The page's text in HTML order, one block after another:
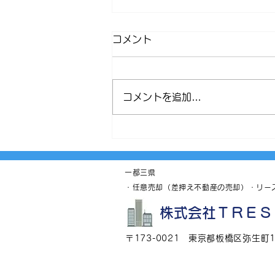
令和７年１２月２５日
しました。 ありがとうございま
した。
コメント
コメントを追加…
一都三県
・任意売却（差押え不動産の売却）・リ
株式会社ＴＲＥ
〒173-0021 東京都板橋区弥生町